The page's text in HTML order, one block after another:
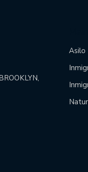
Asilo